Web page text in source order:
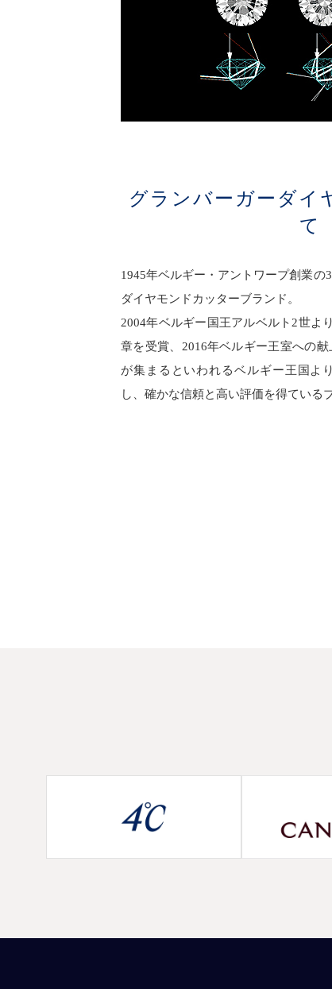
グランバーガーダイ
て
1945年ベルギー・アントワープ創業の
ダイヤモンドカッターブランド。
2004年ベルギー国王アルベルト2世よ
章を受賞、2016年ベルギー王室への
が集まるといわれるベルギー王国よ
し、確かな信頼と高い評価を得ている